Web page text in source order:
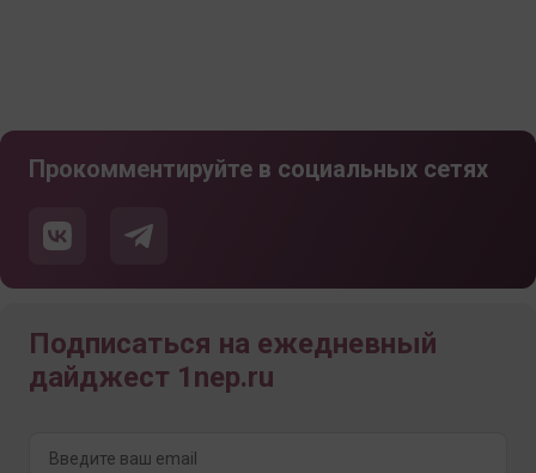
Прокомментируйте в социальных сетях
Подписаться на ежедневный
дайджест 1nep.ru